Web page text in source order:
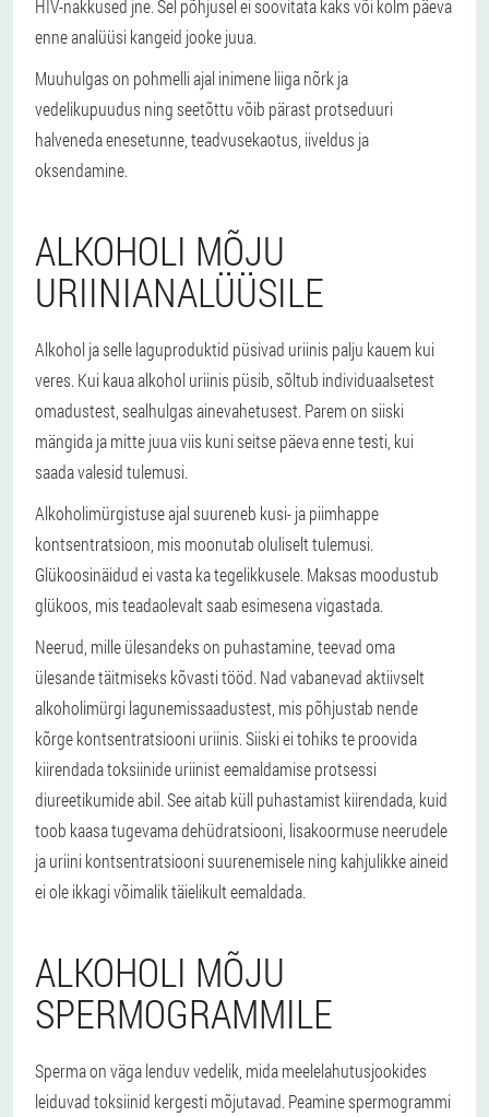
HIV-nakkused jne. Sel põhjusel ei soovitata kaks või kolm päeva
enne analüüsi kangeid jooke juua.
Muuhulgas on pohmelli ajal inimene liiga nõrk ja
vedelikupuudus ning seetõttu võib pärast protseduuri
halveneda enesetunne, teadvusekaotus, iiveldus ja
oksendamine.
ALKOHOLI MÕJU
URIINIANALÜÜSILE
Alkohol ja selle laguproduktid püsivad uriinis palju kauem kui
veres. Kui kaua alkohol uriinis püsib, sõltub individuaalsetest
omadustest, sealhulgas ainevahetusest. Parem on siiski
mängida ja mitte juua viis kuni seitse päeva enne testi, kui
saada valesid tulemusi.
Alkoholimürgistuse ajal suureneb kusi- ja piimhappe
kontsentratsioon, mis moonutab oluliselt tulemusi.
Glükoosinäidud ei vasta ka tegelikkusele. Maksas moodustub
glükoos, mis teadaolevalt saab esimesena vigastada.
Neerud, mille ülesandeks on puhastamine, teevad oma
ülesande täitmiseks kõvasti tööd. Nad vabanevad aktiivselt
alkoholimürgi lagunemissaadustest, mis põhjustab nende
kõrge kontsentratsiooni uriinis. Siiski ei tohiks te proovida
kiirendada toksiinide uriinist eemaldamise protsessi
diureetikumide abil. See aitab küll puhastamist kiirendada, kuid
toob kaasa tugevama dehüdratsiooni, lisakoormuse neerudele
ja uriini kontsentratsiooni suurenemisele ning kahjulikke aineid
ei ole ikkagi võimalik täielikult eemaldada.
ALKOHOLI MÕJU
SPERMOGRAMMILE
Sperma on väga lenduv vedelik, mida meelelahutusjookides
leiduvad toksiinid kergesti mõjutavad. Peamine spermogrammi